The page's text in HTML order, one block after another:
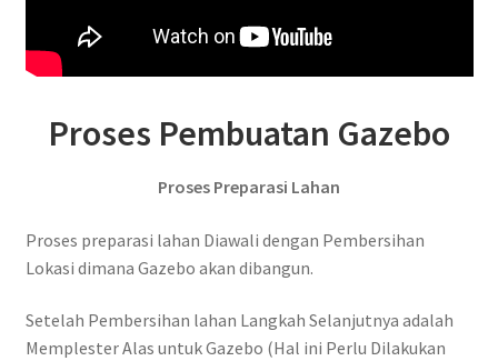
Proses Pembuatan Gazebo
Proses Preparasi Lahan
Proses preparasi lahan Diawali dengan Pembersihan
Lokasi dimana Gazebo akan dibangun.
Setelah Pembersihan lahan Langkah Selanjutnya adalah
Memplester Alas untuk Gazebo (Hal ini Perlu Dilakukan